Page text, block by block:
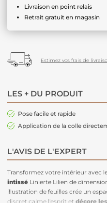
Livraison en point relais
Retrait gratuit en magasin
Estimez vos frais de
LES + DU PRODUIT
Pose facile et rapide
Application de la colle
L'AVIS DE L'EXPERT
Transformez votre intérieur avec
intissé Linierte Lilien de
illustration de feuilles crée un
discret calme l'esprit et décore